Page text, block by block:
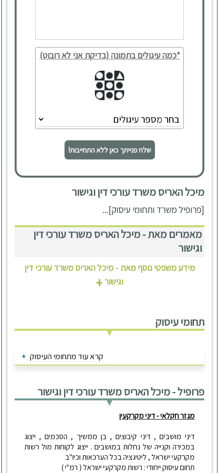
*כמה עיגולים בתמונה (בדיקת אני לא רובוט)
שלח פנייתך כאן ללא התחייבות!
מיכל האריס משרד עורכי דין וגישור
[פרופיל משרד ותחומי עיסוק]...
מאמרים מאת - מיכל האריס משרד עורכי דין
וגישור
מידע משפטי נוסף מאת - מיכל האריס משרד עורכי דין
וגישור+
תחומי עיסוק
קרא עוד מתחומי העיסוק
פרופיל - מיכל האריס משרד עורכי דין וגישור
מגזר חקלאי - דיני מקרקעין
דיני מושבים , דיני קיבוצים , בן ממשיך , הסכמים , ייצוג
במכירה וקנייה של נחלות במושבים . ייצוג לקוחות מול רשות
מקרקעי ישראל , ליטיגציה בכל הערכאות וכיו"ב
תחום עיסוק ייחודי : רשות מקרקעי ישראל ( רמ"י )